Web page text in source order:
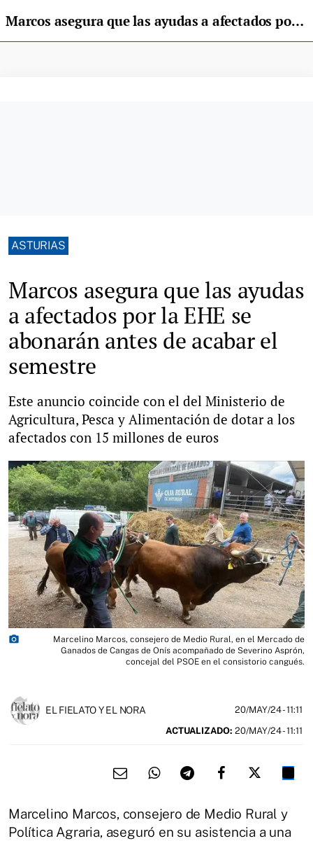
Marcos asegura que las ayudas a afectados por la EHE se abonarán antes de acabar el semestre
ASTURIAS
Marcos asegura que las ayudas
a afectados por la EHE se
abonarán antes de acabar el
semestre
Este anuncio coincide con el del Ministerio de
Agricultura, Pesca y Alimentación de dotar a los
afectados con 15 millones de euros
photo_camera
Marcelino Marcos, consejero de Medio Rural, en el Mercado de
Ganados de Cangas de Onís acompañado de Severino Asprón,
concejal del PSOE en el consistorio cangués.
EL FIELATO Y EL NORA 20/MAY/24- 11:11
ACTUALIZADO: 20/MAY/24 - 11:11
Marcelino Marcos, consejero de Medio Rural y
Política Agraria, aseguró en su asistencia a una